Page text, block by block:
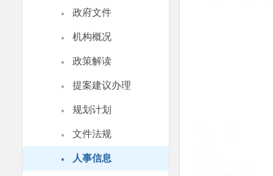
· 政府文件
· 机构概况
· 政策解读
· 提案建议办理
· 规划计划
· 文件法规
· 人事信息